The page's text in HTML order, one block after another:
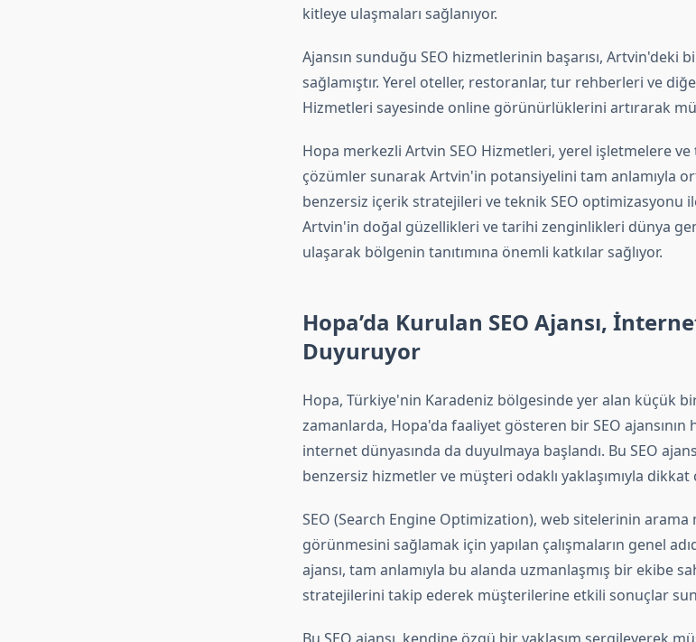
kitleye ulaşmaları sağlanıyor.
Ajansın sunduğu SEO hizmetlerinin başarısı, Artvin'deki
sağlamıştır. Yerel oteller, restoranlar, tur rehberleri ve
Hizmetleri sayesinde online görünürlüklerini artırarak
Hopa merkezli Artvin SEO Hizmetleri, yerel işletmelere
çözümler sunarak Artvin'in potansiyelini tam anlamıyla
benzersiz içerik stratejileri ve teknik SEO optimizasyonu
Artvin'in doğal güzellikleri ve tarihi zenginlikleri dünya
ulaşarak bölgenin tanıtımına önemli katkılar sağlıyor.
Hopa’da Kurulan SEO Ajansı,
Duyuruyor
Hopa, Türkiye'nin Karadeniz bölgesinde yer alan küçük
zamanlarda, Hopa'da faaliyet gösteren bir SEO ajansının
internet dünyasında da duyulmaya başlandı. Bu SEO
benzersiz hizmetler ve müşteri odaklı yaklaşımıyla dikkat
SEO (Search Engine Optimization), web sitelerinin arama
görünmesini sağlamak için yapılan çalışmaların genel
ajansı, tam anlamıyla bu alanda uzmanlaşmış bir ekibe
stratejilerini takip ederek müşterilerine etkili sonuçlar